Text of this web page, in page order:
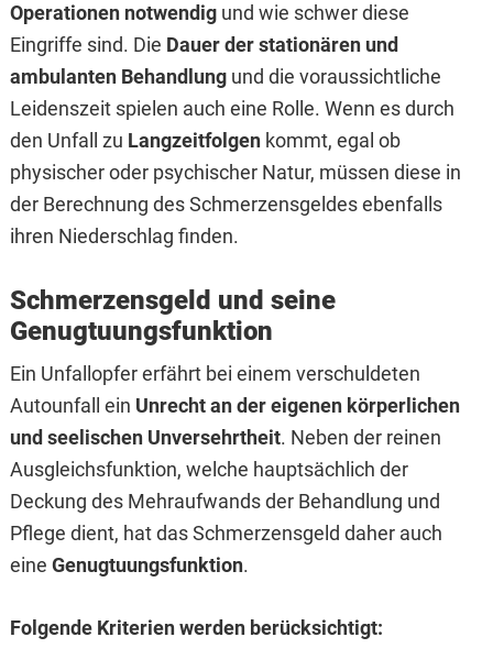
Operationen notwendigund wie schwer diese
Eingriffe sind. Die Dauer der stationären und
ambulanten Behandlungund die voraussichtliche
Leidenszeit spielen auch eine Rolle. Wenn es durch
den Unfall zu Langzeitfolgenkommt, egal ob
physischer oder psychischer Natur, müssen diese in
der Berechnung des Schmerzensgeldes ebenfalls
ihren Niederschlag finden.
Schmerzensgeld und seine
Genugtuungsfunktion
Ein Unfallopfer erfährt bei einem verschuldeten
Autounfall ein Unrecht an der eigenen körperlichen
und seelischen Unversehrtheit. Neben der reinen
Ausgleichsfunktion, welche hauptsächlich der
Deckung des Mehraufwands der Behandlung und
Pflege dient, hat das Schmerzensgeld daher auch
eine Genugtuungsfunktion.
Folgende Kriterien werden berücksichtigt: